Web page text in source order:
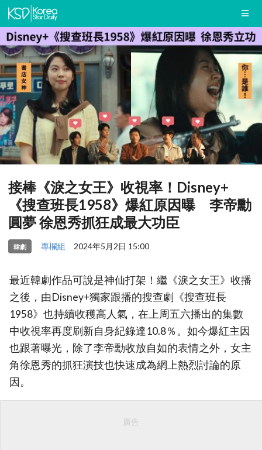
接棒《淚之女王》收視率！Disney+
《搜查班長1958》爆紅原因曝 李帝勳
圓夢 徐恩秀抓狂成最大功臣
韓劇 專欄組 2024年5月2日 15:00
最近韓劇作品可說是神仙打架！繼《淚之女王》收播
之後，由Disney+獨家跟播的搜查劇《搜查班長
1958》也持續收穫高人氣，在上周五六播出的集數
中收視率再度刷新自身紀錄達10.8％。如今爆紅主因
也跟著曝光，除了李帝勳收放自如的表情之外，女主
角徐恩秀的抓狂演技也快速成為網上熱烈討論的原
因。
廣告